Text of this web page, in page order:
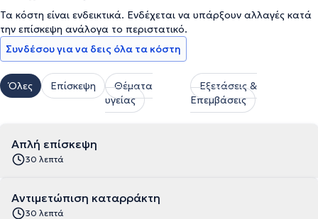
Τα κόστη είναι ενδεικτικά. Ενδέχεται να υπάρξουν αλλαγές κατά
την επίσκεψη ανάλογα το περιστατικό.
Συνδέσου για να δεις όλα τα κόστη
Όλες Επίσκεψη
Θέματα
υγείας
Εξετάσεις &
Επεμβάσεις
Απλή επίσκεψη
30 λεπτά
Αντιμετώπιση καταρράκτη
30 λεπτά